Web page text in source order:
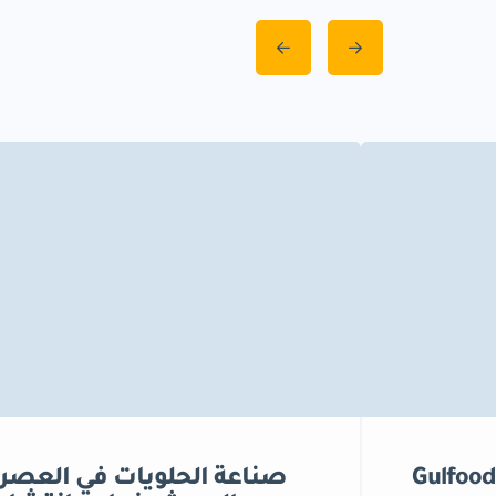
صناعة الحلويات في